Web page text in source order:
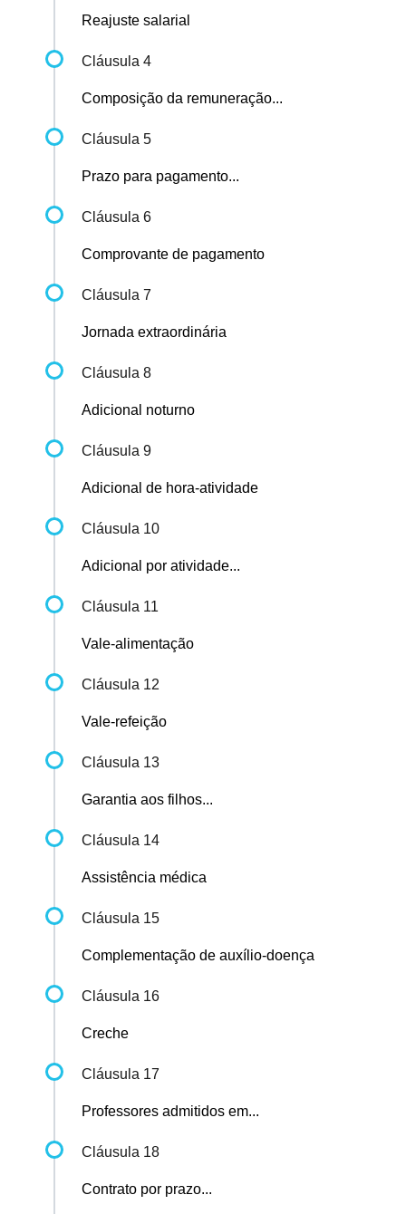
Reajuste salarial
Cláusula 4
Composição da remuneração...
Cláusula 5
Prazo para pagamento...
Cláusula 6
Comprovante de pagamento
Cláusula 7
Jornada extraordinária
Cláusula 8
Adicional noturno
Cláusula 9
Adicional de hora-atividade
Cláusula 10
Adicional por atividade...
Cláusula 11
Vale-alimentação
Cláusula 12
Vale-refeição
Cláusula 13
Garantia aos filhos...
Cláusula 14
Assistência médica
Cláusula 15
Complementação de auxílio-doença
Cláusula 16
Creche
Cláusula 17
Professores admitidos em...
Cláusula 18
Contrato por prazo...